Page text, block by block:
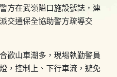
方在武嶺隘口施設號誌，連
交通保全協助警方疏導交
歡山車潮多，現場執勤警員
，控制上、下行車流，避免